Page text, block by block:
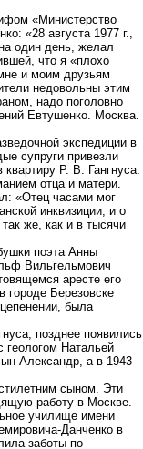
«Министерство
«28 августа 1977 г.,
один день, желал
что я «плохо
и моим друзьям
недовольны этим
надо поголовно
Евтушенко. Москва.
экспедиции в
супруги привезли
Р. В. Гангнуса.
отца и матери.
«Отец часами мог
инквизиции, и о
же, как и в тысячи
поэта Анны
Вильгельмович
аресте его
городе Березовске
была
позднее появились
Натальей
Александр, а в 1943
сыном. Эти
работу в Москве.
училище имени
Данченко в
заботы по